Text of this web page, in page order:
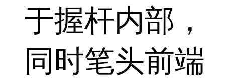
于握杆内部，
同时笔头前端